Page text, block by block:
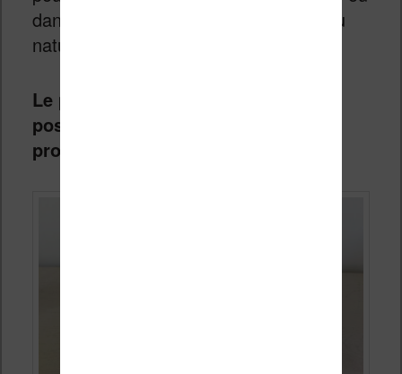
dans d’autres matières synthétiques ou
naturelles.
Le plus important c’est que l’étui
possède une couverture qui viendra
protéger l’écran de votre Kindle.